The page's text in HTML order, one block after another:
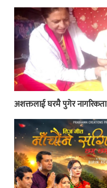
अशक्तलाई घरमै पुगेर नागरिकता